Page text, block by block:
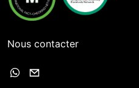
Nous contacter